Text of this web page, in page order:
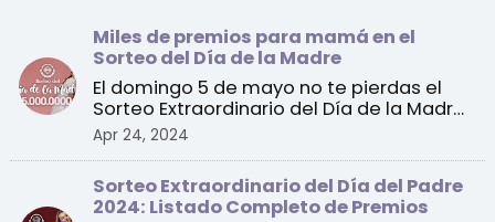
Miles de premios para mamá en el
Sorteo del Día de la Madre
El domingo 5 de mayo no te pierdas el
Sorteo Extraordinario del Día de la Madre
de la Lotería Na ...
Apr 24, 2024
Sorteo Extraordinario del Día del Padre
2024: Listado Completo de Premios